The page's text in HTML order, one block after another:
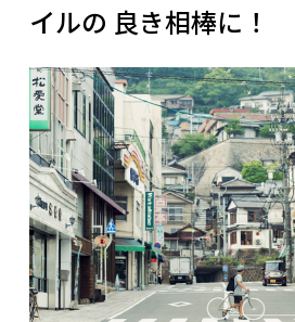
イルの 良き相棒に！